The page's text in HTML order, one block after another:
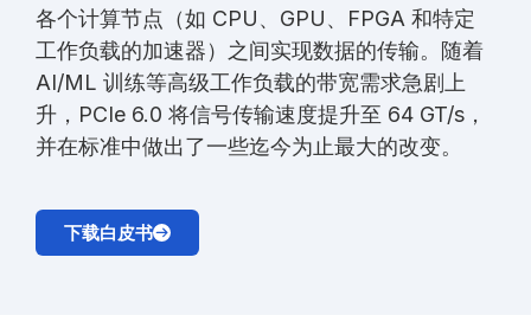
各个计算节点（如 CPU、GPU、FPGA 和特定
工作负载的加速器）之间实现数据的传输。随着
AI/ML 训练等高级工作负载的带宽需求急剧上
升，PCIe 6.0 将信号传输速度提升至 64 GT/s，
并在标准中做出了一些迄今为止最大的改变。
下载白皮书